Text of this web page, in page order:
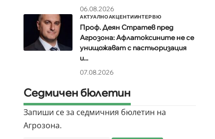
06.08.2026
АКТУАЛНОАКЦЕНТИИНТЕРВЮ
Проф. Деян Стратев пред
Агрозона: Афлатоксините не се
унищожават с пастьоризация
и...
07.08.2026
Седмичен бюлетин
Запиши се за седмичния бюлетин на
Агрозона.